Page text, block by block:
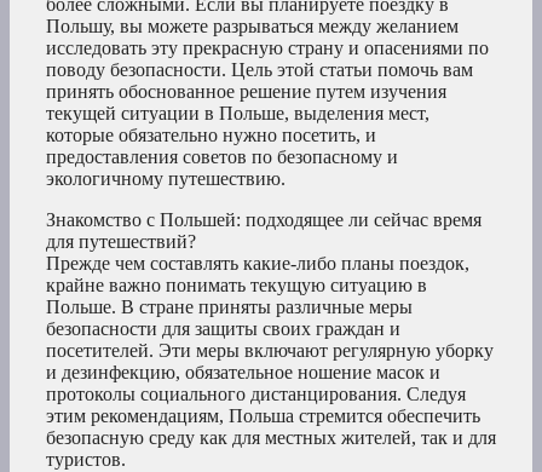
более сложными. Если вы планируете поездку в
Польшу, вы можете разрываться между желанием
исследовать эту прекрасную страну и опасениями по
поводу безопасности. Цель этой статьи помочь вам
принять обоснованное решение путем изучения
текущей ситуации в Польше, выделения мест,
которые обязательно нужно посетить, и
предоставления советов по безопасному и
экологичному путешествию.
Знакомство с Польшей: подходящее ли сейчас время
для путешествий?
Прежде чем составлять какие-либо планы поездок,
крайне важно понимать текущую ситуацию в
Польше. В стране приняты различные меры
безопасности для защиты своих граждан и
посетителей. Эти меры включают регулярную уборку
и дезинфекцию, обязательное ношение масок и
протоколы социального дистанцирования. Следуя
этим рекомендациям, Польша стремится обеспечить
безопасную среду как для местных жителей, так и для
туристов.